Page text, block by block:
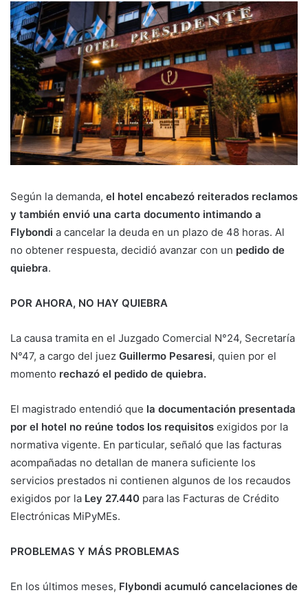
Según la demanda, el hotel encabezó reiterados reclamos
y también envió una carta documento intimando a
Flybondi a cancelar la deuda en un plazo de 48 horas. Al
no obtener respuesta, decidió avanzar con un pedido de
quiebra.
POR AHORA, NO HAY QUIEBRA
La causa tramita en el Juzgado Comercial N°24, Secretaría
N°47, a cargo del juez Guillermo Pesaresi, quien por el
momento rechazó el pedido de quiebra.
El magistrado entendió que la documentación presentada
por el hotel no reúne todos los requisitos exigidos por la
normativa vigente. En particular, señaló que las facturas
acompañadas no detallan de manera suficiente los
servicios prestados ni contienen algunos de los recaudos
exigidos por la Ley 27.440 para las Facturas de Crédito
Electrónicas MiPyMEs.
PROBLEMAS Y MÁS PROBLEMAS
En los últimos meses, Flybondi acumuló cancelaciones de